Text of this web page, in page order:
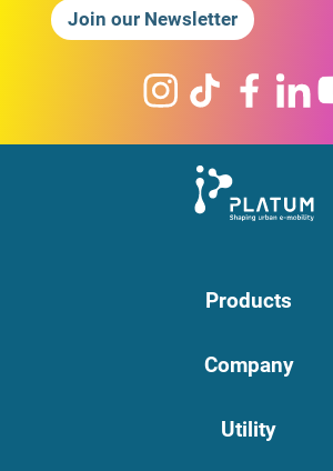
Join our Newsletter
Products
Company
Utility